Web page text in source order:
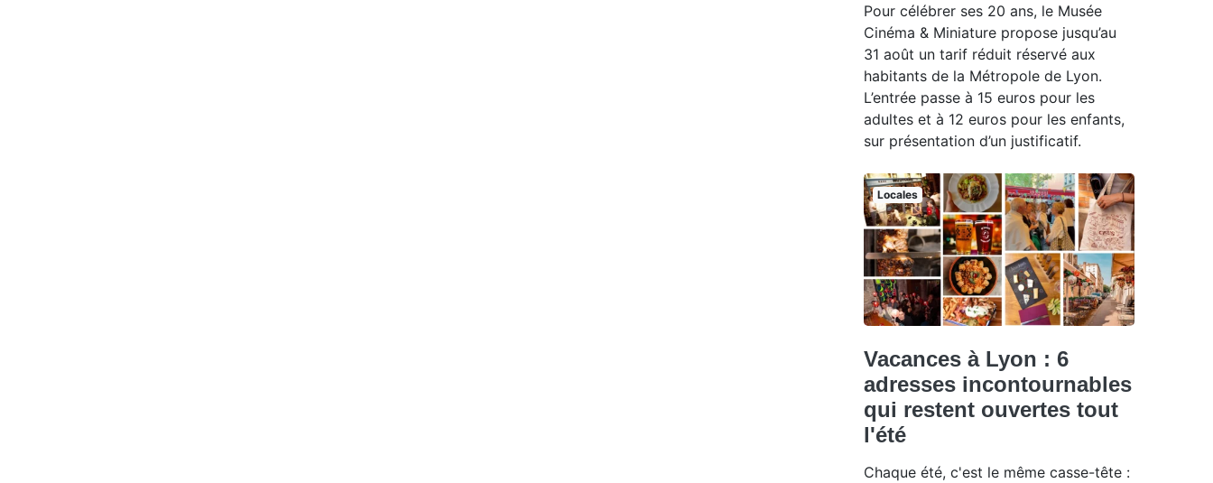
Pour célébrer ses 20 ans, le Musée
Cinéma & Miniature propose jusqu’au
31 août un tarif réduit réservé aux
habitants de la Métropole de Lyon.
L’entrée passe à 15 euros pour les
adultes et à 12 euros pour les enfants,
sur présentation d’un justificatif.
Locales
Vacances à Lyon : 6
adresses incontournables
qui restent ouvertes tout
l'été
Chaque été, c'est le même casse-tête :